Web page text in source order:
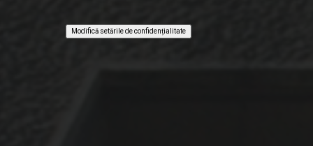
FORŢA IDEILOR
Modifică setările de confidențialitate